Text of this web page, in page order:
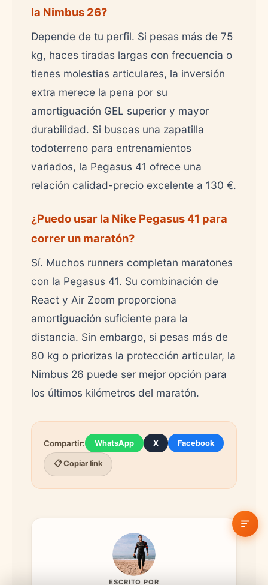
la Nimbus 26?
Depende de tu perfil. Si pesas más de 75
kg, haces tiradas largas con frecuencia o
tienes molestias articulares, la inversión
extra merece la pena por su
amortiguación GEL superior y mayor
durabilidad. Si buscas una zapatilla
todoterreno para entrenamientos
variados, la Pegasus 41 ofrece una
relación calidad-precio excelente a 130 €.
¿Puedo usar la Nike Pegasus 41 para
correr un maratón?
Sí. Muchos runners completan maratones
con la Pegasus 41. Su combinación de
React y Air Zoom proporciona
amortiguación suficiente para la
distancia. Sin embargo, si pesas más de
80 kg o priorizas la protección articular, la
Nimbus 26 puede ser mejor opción para
los últimos kilómetros del maratón.
Compartir: WhatsApp X Facebook
📋 Copiar link
ESCRITO POR